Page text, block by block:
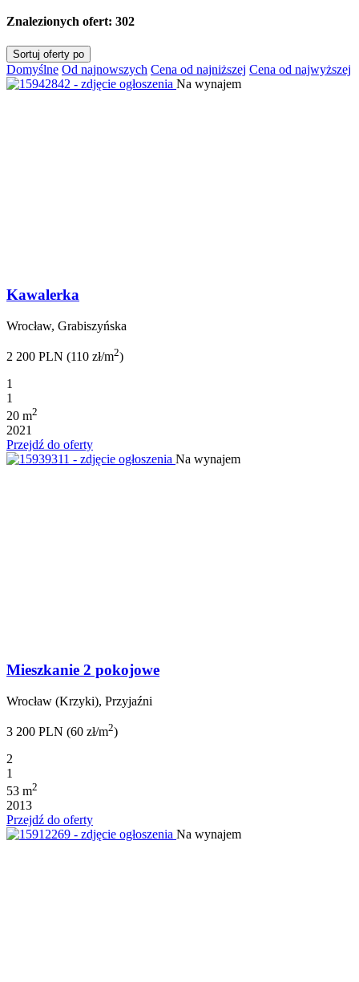
Znalezionych ofert: 302
Sortuj oferty po
Domyślne Od najnowszych Cena od najniższej Cena od najwyższej
Na wynajem
Kawalerka
Wrocław, Grabiszyńska
2 200 PLN (110 zł/m2)
1
1
20 m2
2021
Przejdź do oferty
Na wynajem
Mieszkanie 2 pokojowe
Wrocław (Krzyki), Przyjaźni
3 200 PLN (60 zł/m2)
2
1
53 m2
2013
Przejdź do oferty
Na wynajem